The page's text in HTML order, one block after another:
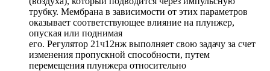
трубку. Мембрана в зависимости от этих параметров
оказывает соответствующее влияние на плунжер,
опуская или поднимая
его. Регулятор 21ч12нж выполняет свою задачу за счет
изменения пропускной способности, путем
перемещения плунжера относительно